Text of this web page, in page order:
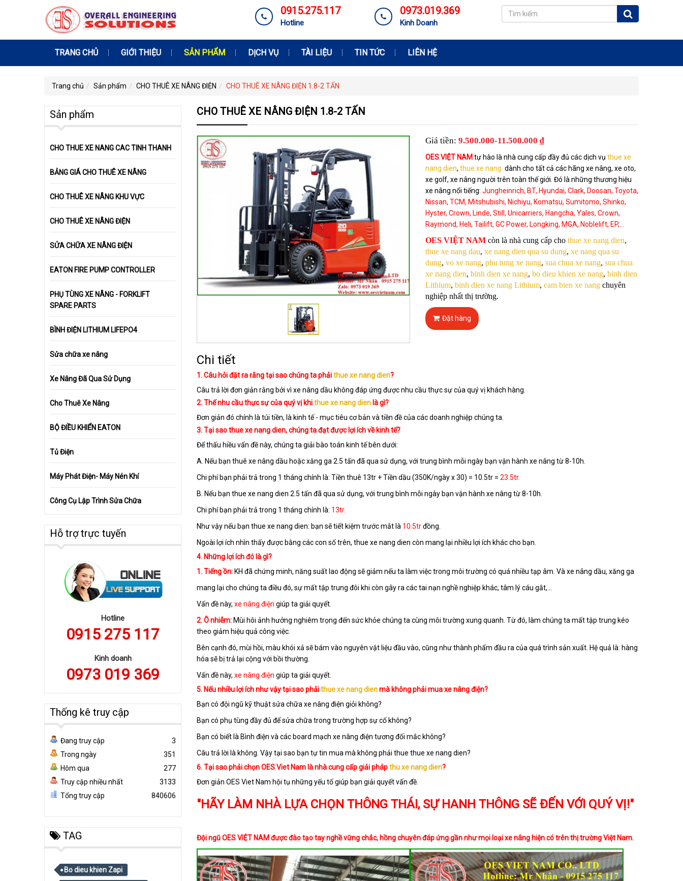
0915.275.117
Hotline
0973.019.369
Kinh Doanh
TRANG CHỦ GIỚI THIỆU SẢN PHẨM DỊCH VỤ TÀI LIỆU TIN TỨC LIÊN HỆ
Trang chủ Sản phẩm CHO THUÊ XE NÂNG ĐIỆN CHO THUÊ XE NÂNG ĐIỆN 1.8-2 TẤN
CHO THUÊ XE NÂNG ĐIỆN 1.8-2 TẤN
Giá tiền: 9.500.000-11.500.000 ₫
OES VIỆT NAM tự hào là nhà cung cấp đầy đủ các dịch vụ thue xe
nang dien, thue xe nang dành cho tất cả các hãng xe nâng, xe oto,
xe golf, xe nâng người trên toàn thế giới. Đó là những thương hiệu
xe nâng nổi tiếng: Jungheinrich, BT, Hyundai, Clark, Doosan, Toyota,
Nissan, TCM, Mitshubishi, Nichiyu, Komatsu, Sumitomo, Shinko,
Hyster, Crown, Linde, Still, Unicarriers, Hangcha, Yales, Crown,
Raymond, Heli, Tailift, GC Power, Longking, MGA, Noblelift, EP,...
OES VIỆT NAM còn là nhà cung cấp cho thue xe nang dien,
thue xe nang dau, xe nang dien qua su dung, xe nang qua su
dung, vo xe nang, phu tung xe nang, sua chua xe nang, sua chua
xe nang dien, binh dien xe nang, bo dieu khien xe nang, binh dien
Lithium, binh dien xe nang Lithium, cam bien xe nang chuyên
nghiệp nhất thị trường.
Đặt hàng
Chi tiết
1. Câu hỏi đặt ra rằng tại sao chúng ta phảithue xe nang dien?
Câu trả lời đơn giản rằng bởi vì xe nâng dầu không đáp ứng được nhu cầu thực sự của quý vị khách hàng.
2. Thế nhu cầu thực sự của quý vị khithue xe nang dien là gì?
Đơn giản đó chính là túi tiền, là kinh tế - mục tiêu cơ bản và tiền đề của các doanh nghiệp chúng ta.
3. Tại saothue xe nang dien, chúng ta đạt được lợi ích về kinh tế?
Để thấu hiều vấn đề này, chúng ta giải bào toán kinh tế bên dưới:
A. Nếu bạn thuê xe nâng dầu hoặc xăng ga 2.5 tấn đã qua sử dụng, với trung bình mỗi ngày bạn vận hành xe nâng từ 8-10h.
Chi phí bạn phải trả trong 1 tháng chính là: Tiền thuê 13tr + Tiền dầu (350K/ngày x 30) = 10.5tr = 23.5tr.
B. Nếu bạn thue xe nang dien 2.5 tấn đã qua sử dụng, với trung bình mỗi ngày bạn vận hành xe nâng từ 8-10h.
Chi phí bạn phải trả trong 1 tháng chính là: 13tr.
Như vậy nếu bạn thue xe nang dien: bạn sẽ tiết kiệm trước mắt là 10.5trđồng.
Ngoài lợi ích nhìn thấy được bằng các con số trên, thue xe nang dien còn mang lại nhiều lợi ích khác cho bạn.
4. Những lợi ích đó là gì?
1. Tiếng ồn: KH đã chứng minh, năng suất lao động sẽ giảm nếu ta làm việc trong môi trường có quá nhiều tạp âm. Và xe nâng dầu, xăng ga
mang lại cho chúng ta điều đó, sự mất tập trung đôi khi còn gây ra các tai nạn nghề nghiệp khác, tâm lý cáu gắt,...
Vấn đề này, xe nâng điện giúp ta giải quyết.
2. Ô nhiễm: Mùi hôi ảnh hưởng nghiêm trọng đến sức khỏe chúng ta cùng môi trường xung quanh. Từ đó, làm chúng ta mất tập trung kéo
theo giảm hiệu quả công việc.
Bên cạnh đó, mùi hồi, màu khói xả sẽ bám vào nguyên vật liệu đầu vào, cũng như thành phẩm đầu ra của quá trình sản xuất. Hệ quả là: hàng
hóa sẽ bị trả lại cộng với bồi thường.
Vấn đề này, xe nâng điện giúp ta giải quyết.
5. Nếu nhiều lợi ích như vậy tại sao phảithue xe nang dienmà không phải mua xe nâng điện?
Bạn có đội ngũ kỹ thuật sửa chữa xe nâng điện giỏi không?
Bạn có phụ tùng đầy đủ để sửa chữa trong trường hợp sự cố không?
Bạn có biết là Bình điện và các board mạch xe nâng điện tương đối mắc không?
Câu trả lời là không. Vậy tại sao bạn tự tin mua mà không phải thue thue xe nang dien?
6. Tại sao phải chọn OES Viet Nam là nhà cung cấp giải phápthu xe nang dien?
Đơn giản OES Viet Nam hội tụ những yếu tố giúp bạn giải quyết vấn đề.
"HÃY LÀM NHÀ LỰA CHỌN THÔNG THÁI, SỰ HANH THÔNG SẼ ĐẾN VỚI QUÝ VỊ!"
Đội ngũ OES VIỆT NAM được đào tạo tay nghề vững chắc, hồng chuyên đáp ứng gần như mọi loại xe nâng hiện có trên thị trường Việt Nam.
Sản phẩm
CHO THUE XE NANG CAC TINH THANH
BẢNG GIÁ CHO THUÊ XE NÂNG
CHO THUÊ XE NÂNG KHU VỰC
CHO THUÊ XE NÂNG ĐIỆN
SỬA CHỮA XE NÂNG ĐIỆN
EATON FIRE PUMP CONTROLLER
PHỤ TÙNG XE NÂNG - FORKLIFT
SPARE PARTS
BÌNH ĐIỆN LITHIUM LIFEPO4
Sửa chữa xe nâng
Xe Nâng Đã Qua Sử Dụng
Cho Thuê Xe Nâng
BỘ ĐIỀU KHIỂN EATON
Tủ Điện
Máy Phát Điện- Máy Nén Khí
Công Cụ Lập Trình Sửa Chữa
Hỗ trợ trực tuyến
Hotline
0915 275 117
Kinh doanh
0973 019 369
Thống kê truy cập
Đang truy cập
3
Trong ngày
351
Hôm qua
277
Truy cập nhiều nhất
3133
Tổng truy cập
840606
TAG
Bo dieu khien Zapi